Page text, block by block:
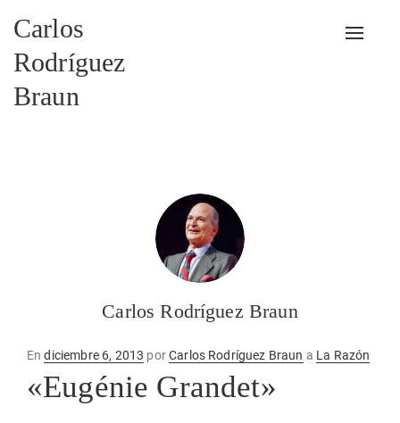
Carlos
Rodríguez
Braun
Carlos Rodríguez Braun
EnPublicado
en
diciembre 6, 2013 porCarlos Rodríguez Braun a La Razón
«Eugénie Grandet»